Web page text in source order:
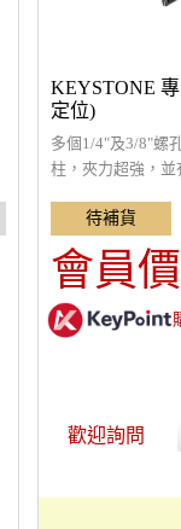
KEYSTONE
定位)
多個1/4"及3/8"螺
柱，夾力超強，
會員
歡迎詢問